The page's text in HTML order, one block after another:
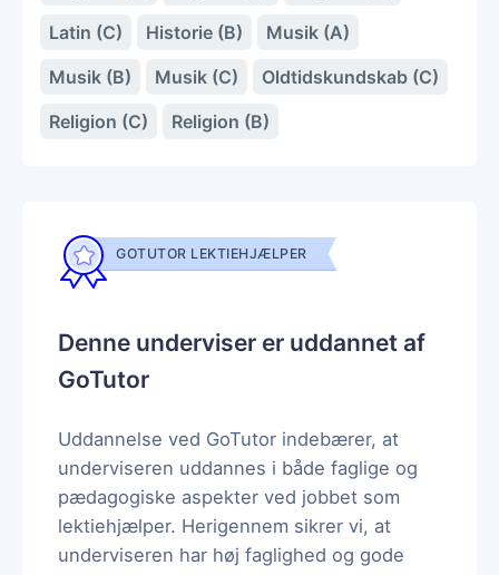
Latin (C)
Historie (B)
Musik (A)
Musik (B)
Musik (C)
Oldtidskundskab (C)
Religion (C)
Religion (B)
GOTUTOR LEKTIEHJÆLPER
Denne underviser er uddannet af
GoTutor
Uddannelse ved GoTutor indebærer, at
underviseren uddannes i både faglige og
pædagogiske aspekter ved jobbet som
lektiehjælper. Herigennem sikrer vi, at
underviseren har høj faglighed og gode